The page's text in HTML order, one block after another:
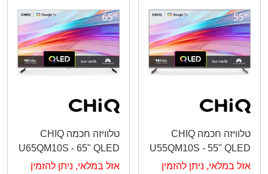
טלוויזה חכמה CHIQ
U55QM10S - 55" QLED
4K Google TV
אזל במלאי, ניתן להזמין
טלוויזה חכמה CHIQ
U65QM10S - 65" QLED
4K Google TV
אזל במלאי, ניתן להזמין